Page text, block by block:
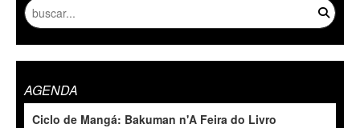
AGENDA
Ciclo de Mangá: Bakuman n'A Feira do Livro